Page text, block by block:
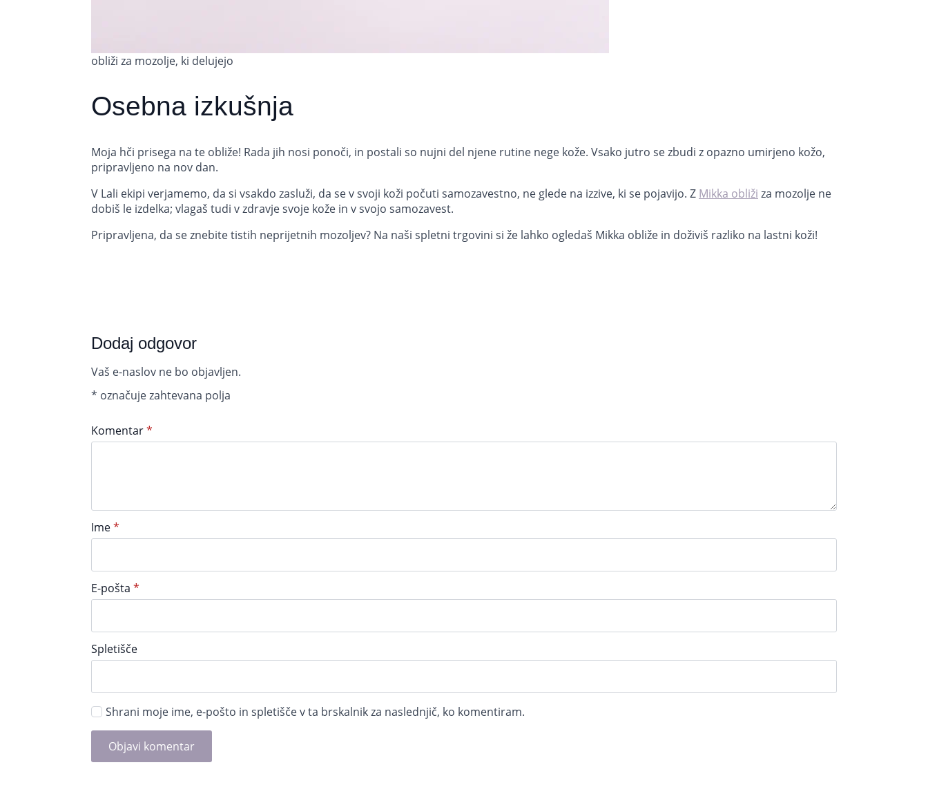
obliži za mozolje, ki delujejo
Osebna izkušnja
Moja hči prisega na te obliže! Rada jih nosi ponoči, in postali so nujni del njene rutine nege kože. Vsako jutro se zbudi z opazno umirjeno kožo,
pripravljeno na nov dan.
V Lali ekipi verjamemo, da si vsakdo zasluži, da se v svoji koži počuti samozavestno, ne glede na izzive, ki se pojavijo. Z Mikka obliži za mozolje ne
dobiš le izdelka; vlagaš tudi v zdravje svoje kože in v svojo samozavest.
Pripravljena, da se znebite tistih neprijetnih mozoljev? Na naši spletni trgovini si že lahko ogledaš Mikka obliže in doživiš razliko na lastni koži!
Dodaj odgovor
Vaš e-naslov ne bo objavljen.
* označuje zahtevana polja
Komentar*
Ime*
E-pošta *
Spletišče
Shrani moje ime, e-pošto in spletišče v ta brskalnik za naslednjič, ko komentiram.